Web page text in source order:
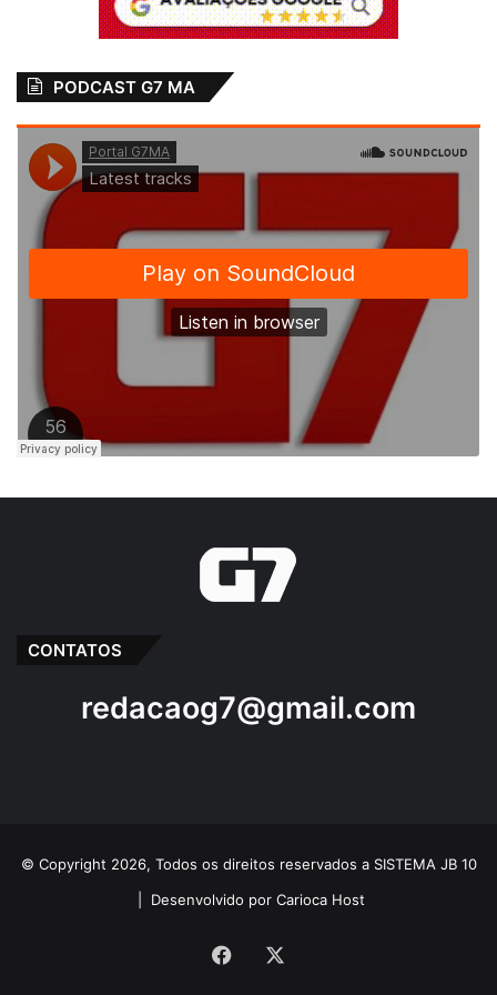
Câmara de
projeto de Zé
Martins que cria
polo da
Universidade
Aberta do Brasil em
Bequimão
14 de agosto de 2025
Em "BEQUIMÃO-
destaque
Prefeito
UemaNet
PODCAST G7 MA
CONTATOS
redacaog7@gmail.com
© Copyright 2026, Todos os direitos reservados a SISTEMA JB 10
Desenvolvido por Carioca Host
Facebook